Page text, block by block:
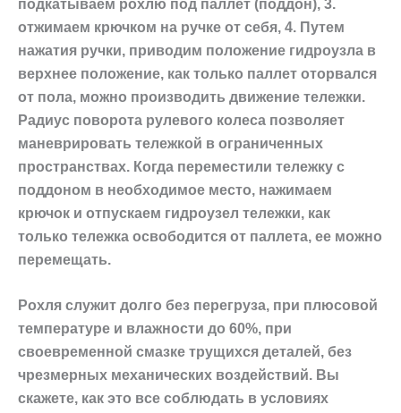
подкатываем рохлю под паллет (поддон), 3.
отжимаем крючком на ручке от себя, 4. Путем
нажатия ручки, приводим положение гидроузла в
верхнее положение, как только паллет оторвался
от пола, можно производить движение тележки.
Радиус поворота рулевого колеса позволяет
маневрировать тележкой в ограниченных
пространствах. Когда переместили тележку с
поддоном в необходимое место, нажимаем
крючок и отпускаем гидроузел тележки, как
только тележка освободится от паллета, ее можно
перемещать.
Рохля служит долго без перегруза, при плюсовой
температуре и влажности до 60%, при
своевременной смазке трущихся деталей, без
чрезмерных механических воздействий. Вы
скажете, как это все соблюдать в условиях